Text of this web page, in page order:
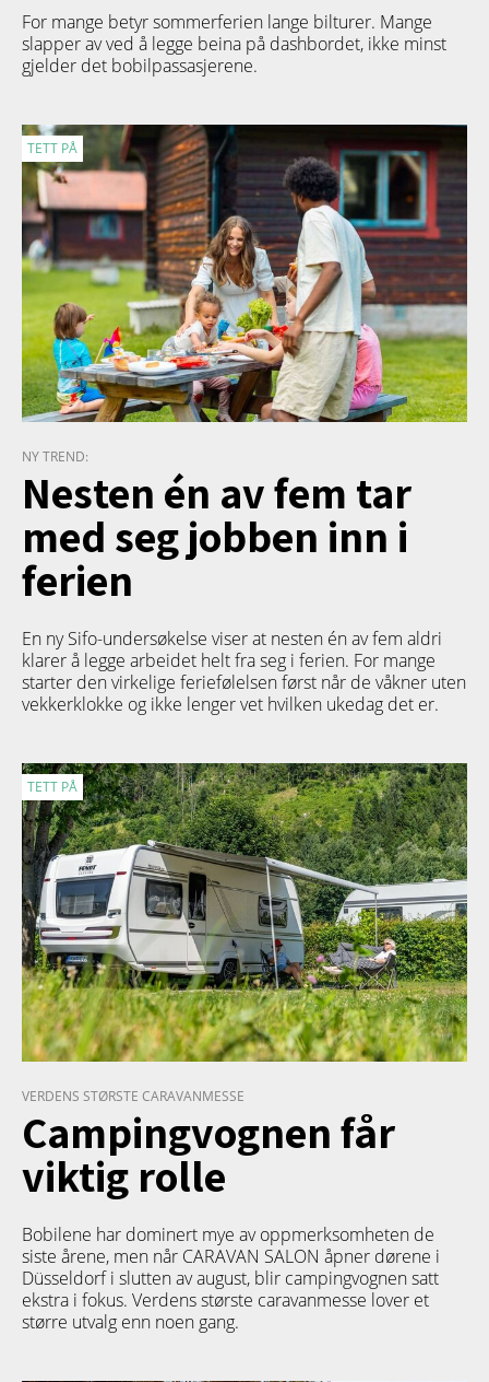
For mange betyr sommerferien lange bilturer. Mange
slapper av ved å legge beina på dashbordet, ikke minst
gjelder det bobilpassasjerene.
TETT PÅ
NY TREND:
Nesten én av fem tar
med seg jobben inn i
ferien
En ny Sifo-undersøkelse viser at nesten én av fem aldri
klarer å legge arbeidet helt fra seg i ferien. For mange
starter den virkelige feriefølelsen først når de våkner uten
vekkerklokke og ikke lenger vet hvilken ukedag det er.
TETT PÅ
VERDENS STØRSTE CARAVANMESSE
Campingvognen får
viktig rolle
Bobilene har dominert mye av oppmerksomheten de
siste årene, men når CARAVAN SALON åpner dørene i
Düsseldorf i slutten av august, blir campingvognen satt
ekstra i fokus. Verdens største caravanmesse lover et
større utvalg enn noen gang.